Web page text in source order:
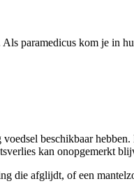
paramedicus kom je in
beschikbaar
kan onopgemerkt
die afglijdt, of een